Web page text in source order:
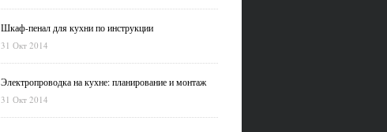
Шкаф-пенал для кухни по инструкции
31 Окт 2014
Электропроводка на кухне: планирование и монтаж
31 Окт 2014